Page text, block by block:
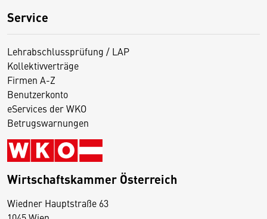
Service
Lehrabschlussprüfung / LAP
Kollektivverträge
Firmen A-Z
Benutzerkonto
eServices der WKO
Betrugswarnungen
Wirtschaftskammer Österreich
Wiedner Hauptstraße 63
D